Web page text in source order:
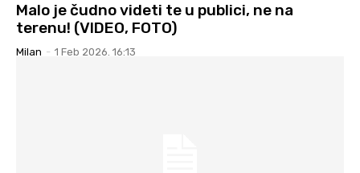
Malo je čudno videti te u publici, ne na
terenu! (VIDEO, FOTO)
Milan - 1 Feb 2026. 16:13